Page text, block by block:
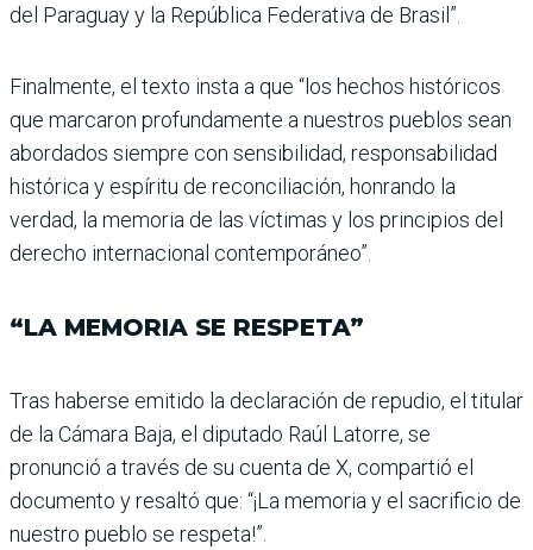
del Paraguay y la República Federativa de Brasil”.
Finalmente, el texto insta a que “los hechos históri­cos
que marcaron profun­damente a nuestros pueblos sean
abordados siempre con sensibilidad, responsa­bilidad
histórica y espíritu de reconciliación, honrando la
verdad, la memoria de las víctimas y los principios del
derecho internacional con­temporáneo”.
“LA MEMORIA SE RESPETA”
Tras haberse emitido la decla­ración de repudio, el titular
de la Cámara Baja, el diputado Raúl Latorre, se
pronunció a través de su cuenta de X, compartió el
documento y resaltó que: “¡La memoria y el sacrificio de
nuestro pue­blo se respeta!”.